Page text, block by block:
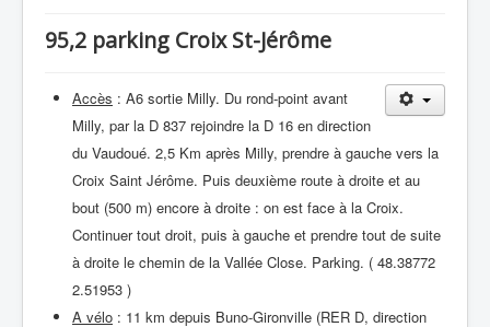
95,2 parking Croix St-Jérôme
Accès : A6 sortie Milly. Du rond-point avant
Milly, par la D 837 rejoindre la D 16 en direction
du Vaudoué. 2,5 Km après Milly, prendre à gauche vers la
Croix Saint Jérôme. Puis deuxième route à droite et au
bout (500 m) encore à droite : on est face à la Croix.
Continuer tout droit, puis à gauche et prendre tout de suite
à droite le chemin de la Vallée Close. Parking. ( 48.38772
2.51953 )
A vélo : 11 km depuis Buno-Gironville (RER D, direction